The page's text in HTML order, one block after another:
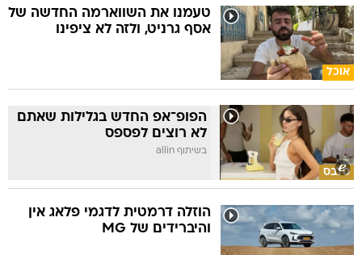
אוכל
טעמנו את השווארמה החדשה של
אסף גרניט, ולזה לא ציפינו
סלבס
הפופ־אפ החדש בגלילות שאתם
לא רוצים לפספס
בשיתוף allin
הוזלה דרמטית לדגמי פלאג אין
והיברידים של MG